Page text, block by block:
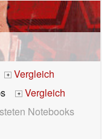
+ Vergleich
+ Vergleich
Notebooks